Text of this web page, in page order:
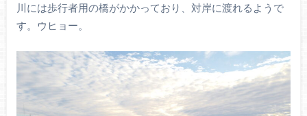
川には歩行者用の橋がかかっており、対岸に渡れるようで
す。ウヒョー。